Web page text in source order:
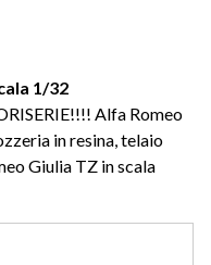
1/32
Alfa Romeo
in resina, telaio
Giulia TZ in scala